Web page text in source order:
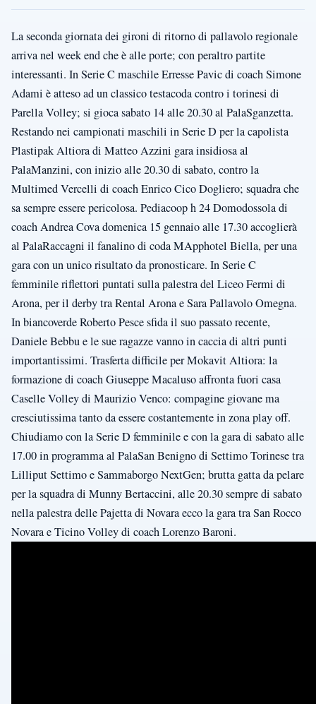
La seconda giornata dei gironi di ritorno di pallavolo regionale
arriva nel week end che è alle porte; con peraltro partite
interessanti. In Serie C maschile Erresse Pavic di coach Simone
Adami è atteso ad un classico testacoda contro i torinesi di
Parella Volley; si gioca sabato 14 alle 20.30 al PalaSganzetta.
Restando nei campionati maschili in Serie D per la capolista
Plastipak Altiora di Matteo Azzini gara insidiosa al
PalaManzini, con inizio alle 20.30 di sabato, contro la
Multimed Vercelli di coach Enrico Cico Dogliero; squadra che
sa sempre essere pericolosa. Pediacoop h 24 Domodossola di
coach Andrea Cova domenica 15 gennaio alle 17.30 accoglierà
al PalaRaccagni il fanalino di coda MApphotel Biella, per una
gara con un unico risultato da pronosticare. In Serie C
femminile riflettori puntati sulla palestra del Liceo Fermi di
Arona, per il derby tra Rental Arona e Sara Pallavolo Omegna.
In biancoverde Roberto Pesce sfida il suo passato recente,
Daniele Bebbu e le sue ragazze vanno in caccia di altri punti
importantissimi. Trasferta difficile per Mokavit Altiora: la
formazione di coach Giuseppe Macaluso affronta fuori casa
Caselle Volley di Maurizio Venco: compagine giovane ma
cresciutissima tanto da essere costantemente in zona play off.
Chiudiamo con la Serie D femminile e con la gara di sabato alle
17.00 in programma al PalaSan Benigno di Settimo Torinese tra
Lilliput Settimo e Sammaborgo NextGen; brutta gatta da pelare
per la squadra di Munny Bertaccini, alle 20.30 sempre di sabato
nella palestra delle Pajetta di Novara ecco la gara tra San Rocco
Novara e Ticino Volley di coach Lorenzo Baroni.